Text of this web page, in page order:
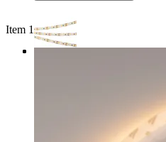
Item 1 of 3